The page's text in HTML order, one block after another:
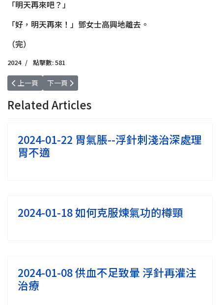
「明天再來吧？」
「好，明天再來！」鄧女士高興地離去。
（完）
2024 點擊數: 581
上一篇文章: 2024-10-08 胃酸倒流可用浮針治療
上一頁 下一篇文章: 2024-09-08 浮針不打第二現場
下一頁
Related Articles
2024-01-22 胃氣脹--浮針刺淺治深處理
胃不適
2024-01-18 如何克服煉氣功的樽頸
2024-01-08 供血不足致暈 浮針再灌注
治療